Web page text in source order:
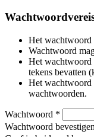
Het wachtwoord
Wachtwoord
Het wachtwoord
tekens bevatten
Het wachtwoord
wachtwoorden.
Wachtwoord *
Wachtwoord bevestigen